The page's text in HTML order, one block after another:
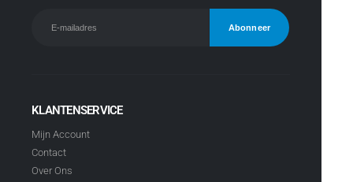
KLANTENSERVICE
Mijn Account
Contact
Over Ons